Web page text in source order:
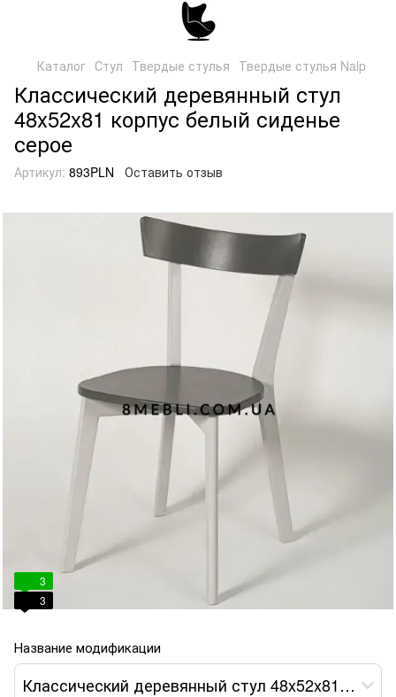
Каталог Стул Твердые стулья Твердые стулья Nalp
Классический деревянный стул
48x52x81 корпус белый сиденье
серое
Артикул: 893PLN Оставить отзыв
3
3
Название модификации
Классический деревянный стул 48x52x81 корпус белый сиденье серое